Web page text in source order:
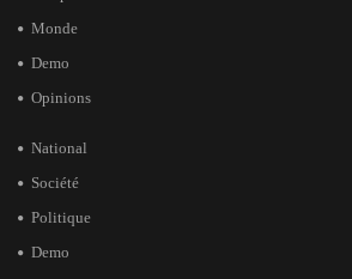
Monde
Demo
Opinions
National
Société
Politique
Demo